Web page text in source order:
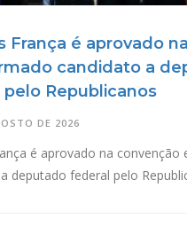
França é aprovado
candidato a
Republicanos
DE 2026
é aprovado na convenção
deputado federal pelo